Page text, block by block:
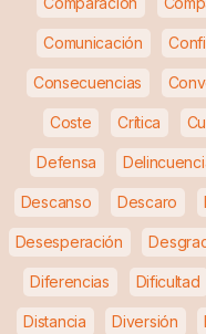
Comunicación
Consecuencias
Coste Crítica
Defensa
Descanso Descaro
Desesperación
Diferencias Dificultad
Distancia Diversión